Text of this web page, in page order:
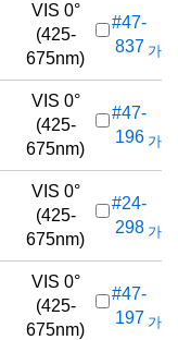
VIS 0°
(425-
675nm)
#47-
837 가
VIS 0°
(425-
675nm)
#47-
196 가
VIS 0°
(425-
675nm)
#24-
298 가
VIS 0°
(425-
675nm)
#47-
197 가